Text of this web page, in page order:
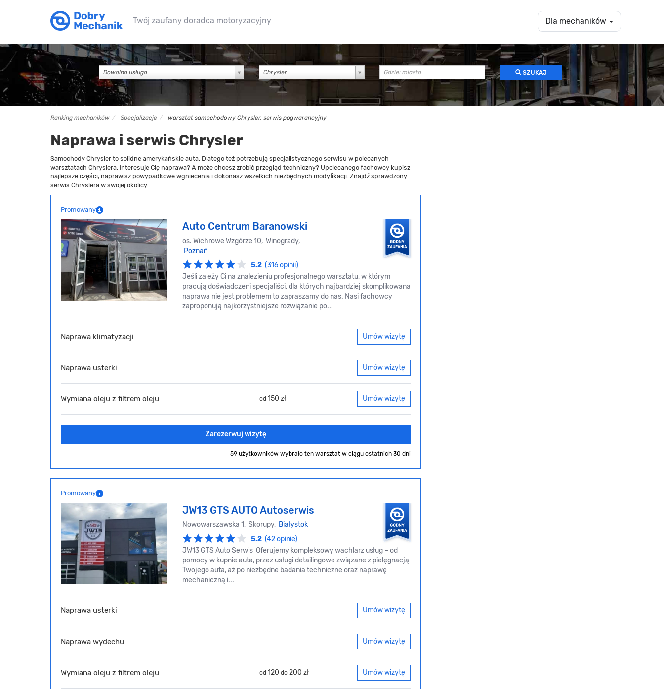
Twój zaufany doradca motoryzacyjny Dla mechaników
Dowolna usługa Chrysler SZUKAJ
Ranking mechaników Specjalizacje warsztat samochodowy Chrysler, serwis pogwarancyjny
Naprawa i serwis Chrysler
Samochody Chrysler to solidne amerykańskie auta. Dlatego też potrzebują specjalistycznego serwisu w polecanych
warsztatach Chryslera. Interesuje Cię naprawa? A może chcesz zrobić przegląd techniczny? Upolecanego fachowcy kupisz
najlepsze części, naprawisz powypadkowe wgniecenia i dokonasz wszelkich niezbędnych modyfikacji. Znajdź sprawdzony
serwis Chryslera w swojej okolicy.
Promowany
Auto Centrum Baranowski
os. Wichrowe Wzgórze 10, Winogrady,
Poznań
5.2 (316 opinii)
Jeśli zależy Ci na znalezieniu profesjonalnego warsztatu, w którym
pracują doświadczeni specjaliści, dla których najbardziej skomplikowana
naprawa nie jest problemem to zapraszamy do nas. Nasi fachowcy
zaproponują najkorzystniejsze rozwiązanie po...
Naprawa klimatyzacji Umów wizytę
Naprawa usterki Umów wizytę
Wymiana oleju z filtrem oleju od 150 zł Umów wizytę
Zarezerwuj wizytę
59 użytkowników wybrało ten warsztat w ciągu ostatnich 30 dni
Promowany
JW13 GTS AUTO Autoserwis
Nowowarszawska 1, Skorupy, Białystok
5.2 (42 opinie)
JW13 GTS Auto Serwis Oferujemy kompleksowy wachlarz usług – od
pomocy w kupnie auta, przez usługi detailingowe związane z pielęgnacją
Twojego auta, aż po niezbędne badania techniczne oraz naprawę
mechaniczną i...
Naprawa usterki Umów wizytę
Naprawa wydechu Umów wizytę
Wymiana oleju z filtrem oleju od 120 do 200 zł Umów wizytę